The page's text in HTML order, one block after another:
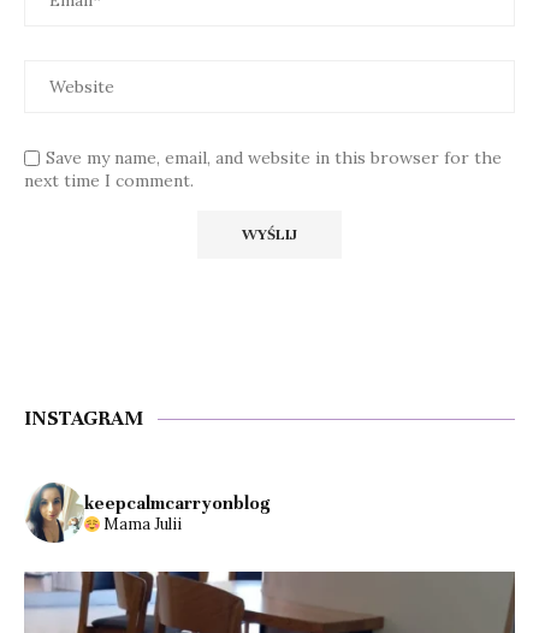
Save my name, email, and website in this browser for the
next time I comment.
INSTAGRAM
keepcalmcarryonblog
Mama Julii